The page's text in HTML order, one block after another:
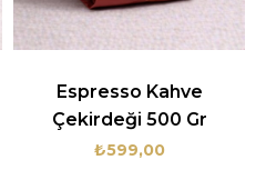
Espresso Kahve
Çekirdeği 500 Gr
₺599,00